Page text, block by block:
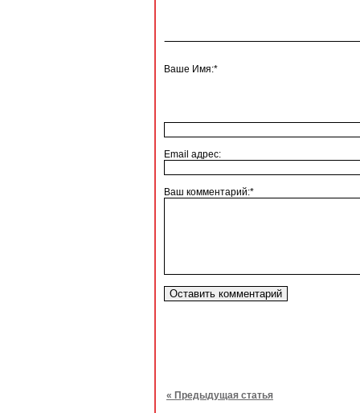
Ваше Имя:*
Email адрес:
Ваш комментарий:*
« Предыдущая статья